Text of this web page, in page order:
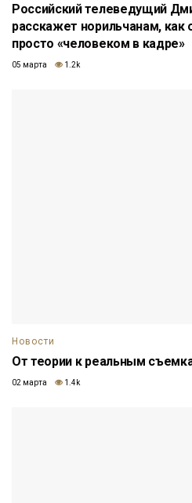
Российский телеведущий
расскажет норильчанам, как
просто «человеком в кадре»
05 марта 1.2k
Новости
От теории к реальным
02 марта 1.4k